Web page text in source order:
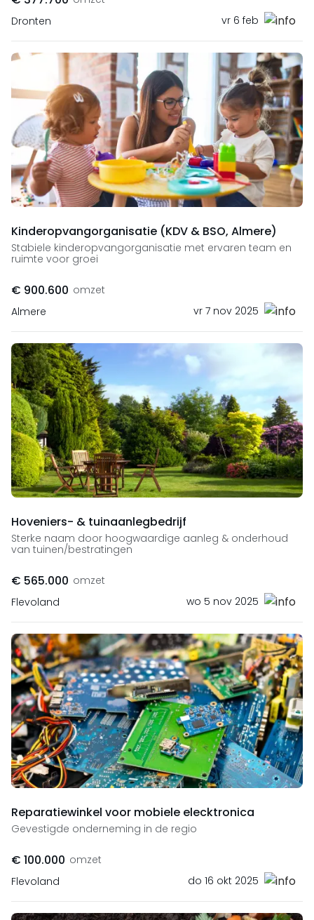
Dronten
vr 6 feb
Kinderopvangorganisatie (KDV & BSO, Almere)
Stabiele kinderopvangorganisatie met ervaren team en
ruimte voor groei
€ 900.600 omzet
Almere
vr 7 nov 2025
Hoveniers- & tuinaanlegbedrijf
Sterke naam door hoogwaardige aanleg & onderhoud
van tuinen/bestratingen
€ 565.000 omzet
Flevoland
wo 5 nov 2025
Reparatiewinkel voor mobiele elecktronica
Gevestigde onderneming in de regio
€ 100.000 omzet
Flevoland
do 16 okt 2025